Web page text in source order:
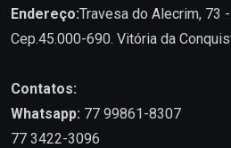
Endereço:Travesa do Alecrim, 73
Cep.45.000-690. Vitória da
Contatos:
Whatsapp: 77 99861-8307
77 3422-3096